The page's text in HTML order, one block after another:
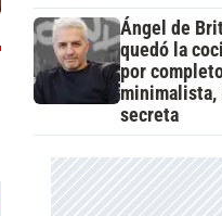
Ángel de
quedó la
por
minimalista,
secreta